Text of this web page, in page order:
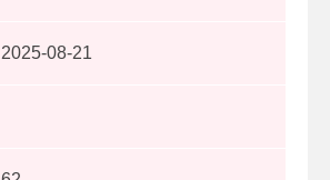
2025-08-21